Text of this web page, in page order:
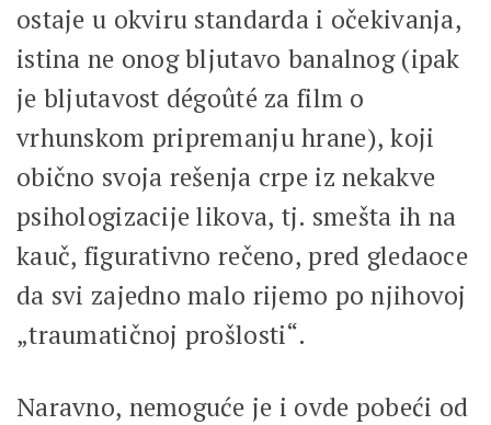
ostaje u okviru standarda i očekivanja,
istina ne onog bljutavo banalnog (ipak
je bljutavost dégoûté za film o
vrhunskom pripremanju hrane), koji
obično svoja rešenja crpe iz nekakve
psihologizacije likova, tj. smešta ih na
kauč, figurativno rečeno, pred gledaoce
da svi zajedno malo rijemo po njihovoj
„traumatičnoj prošlosti“.
Naravno, nemoguće je i ovde pobeći od